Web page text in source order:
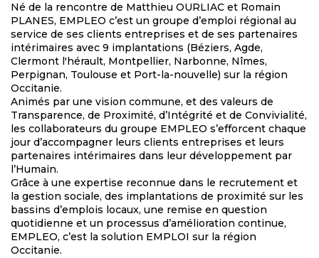
Né de la rencontre de Matthieu OURLIAC et Romain
PLANES, EMPLEO c’est un groupe d’emploi régional au
service de ses clients entreprises et de ses partenaires
intérimaires avec 9 implantations (Béziers, Agde,
Clermont l'hérault, Montpellier, Narbonne, Nîmes,
Perpignan, Toulouse et Port-la-nouvelle) sur la région
Occitanie.
Animés par une vision commune, et des valeurs de
Transparence, de Proximité, d’Intégrité et de Convivialité,
les collaborateurs du groupe EMPLEO s’efforcent chaque
jour d’accompagner leurs clients entreprises et leurs
partenaires intérimaires dans leur développement par
l’Humain.
Grâce à une expertise reconnue dans le recrutement et
la gestion sociale, des implantations de proximité sur les
bassins d’emplois locaux, une remise en question
quotidienne et un processus d’amélioration continue,
EMPLEO, c’est la solution EMPLOI sur la région
Occitanie.